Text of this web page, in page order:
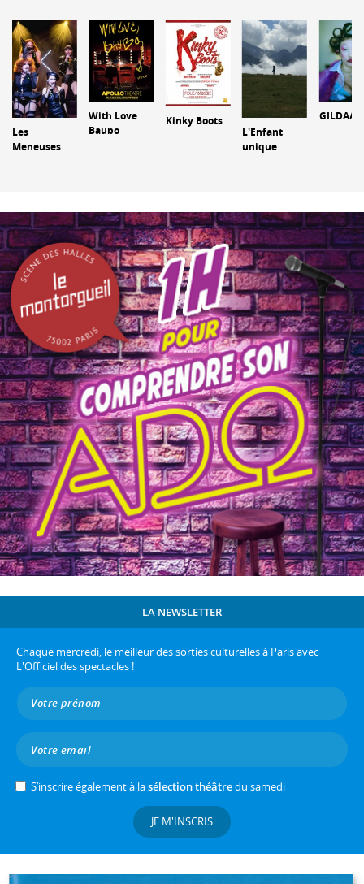
Les
Meneuses
With Love
Baubo
Kinky Boots
L'Enfant
unique
GILDAA
LA NEWSLETTER
Chaque mercredi, le meilleur des sorties culturelles à Paris avec
L'Officiel des spectacles !
S’inscrire également à lasélection théâtredu samedi
JE M'INSCRIS